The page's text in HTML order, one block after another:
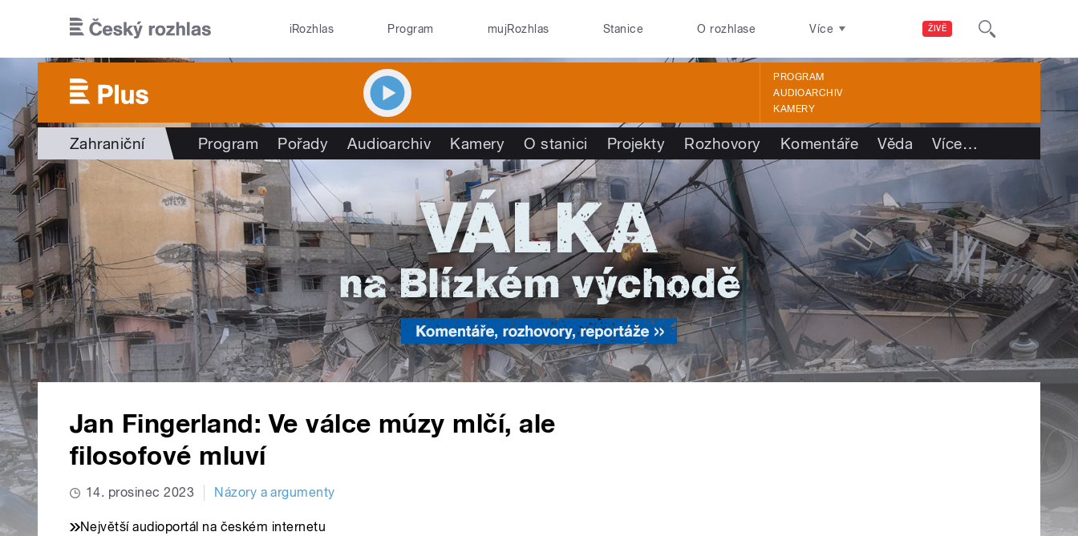
ŽIVĚ
iRozhlas Program mujRozhlas Stanice O rozhlase Více
PROGRAM
AUDIOARCHIV
KAMERY
Zahraniční Program Pořady Audioarchiv Kamery O stanici Projekty Rozhovory Komentáře Věda Více…
Jan Fingerland: Ve válce múzy mlčí, ale
filosofové mluví
14. prosinec 2023 Názory a argumenty
Největší audioportál na českém internetu